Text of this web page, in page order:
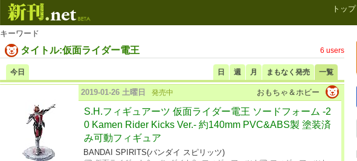
トップ
キーワード
タイトル:仮面ライダー電王 6 users
日 週 月 まもなく発売 一覧
今日
おもちゃ＆ホビー
2019-01-26 土曜日 発売中
S.H.フィギュアーツ 仮面ライダー電王 ソードフォーム -2
0 Kamen Rider Kicks Ver.- 約140mm PVC&ABS製 塗装済
み可動フィギュア
BANDAI SPIRITS(バンダイ スピリッツ)